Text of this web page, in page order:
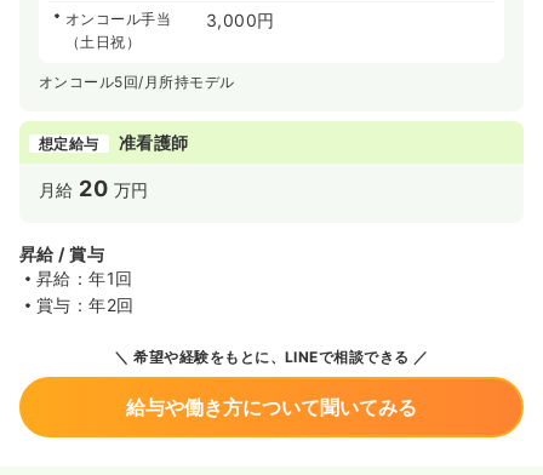
オンコール手当
（土日祝）
3,000円
オンコール5回/月所持モデル
想定給与 准看護師
月給 20 万円
昇給 / 賞与
昇給：年1回
賞与：年2回
希望や経験をもとに、LINEで相談できる
給与や働き方について聞いてみる